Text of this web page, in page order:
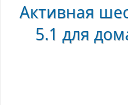
Активная
5.1 для